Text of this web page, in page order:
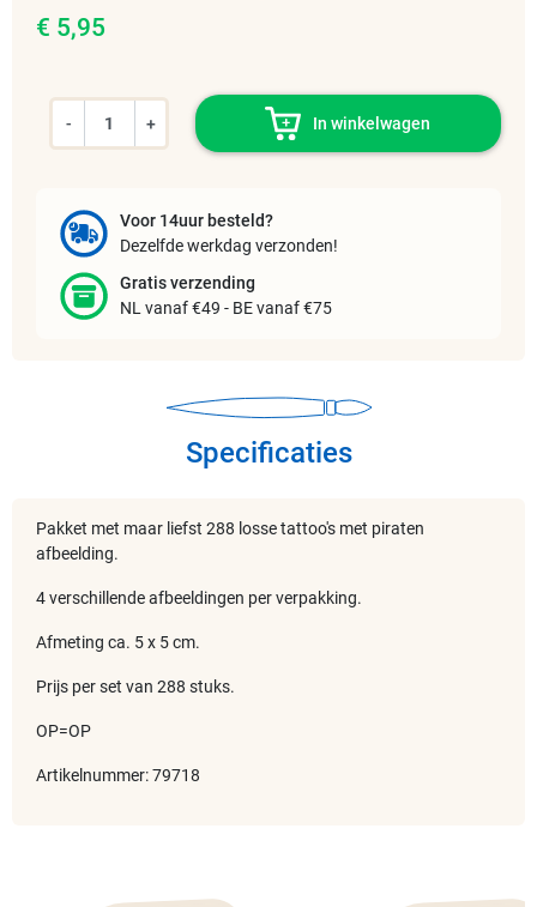
€ 5,95
- + In winkelwagen
Voor 14uur besteld?
Dezelfde werkdag verzonden!
Gratis verzending
NL vanaf €49 - BE vanaf €75
Specificaties
Pakket met maar liefst 288 losse tattoo's met piraten
afbeelding.
4 verschillende afbeeldingen per verpakking.
Afmeting ca. 5 x 5 cm.
Prijs per set van 288 stuks.
OP=OP
Artikelnummer: 79718